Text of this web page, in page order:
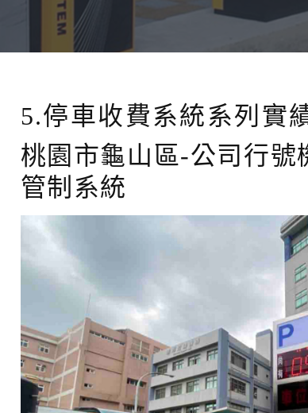
5.停車收費系統系列實
桃園市龜山區-公司行
管制系統